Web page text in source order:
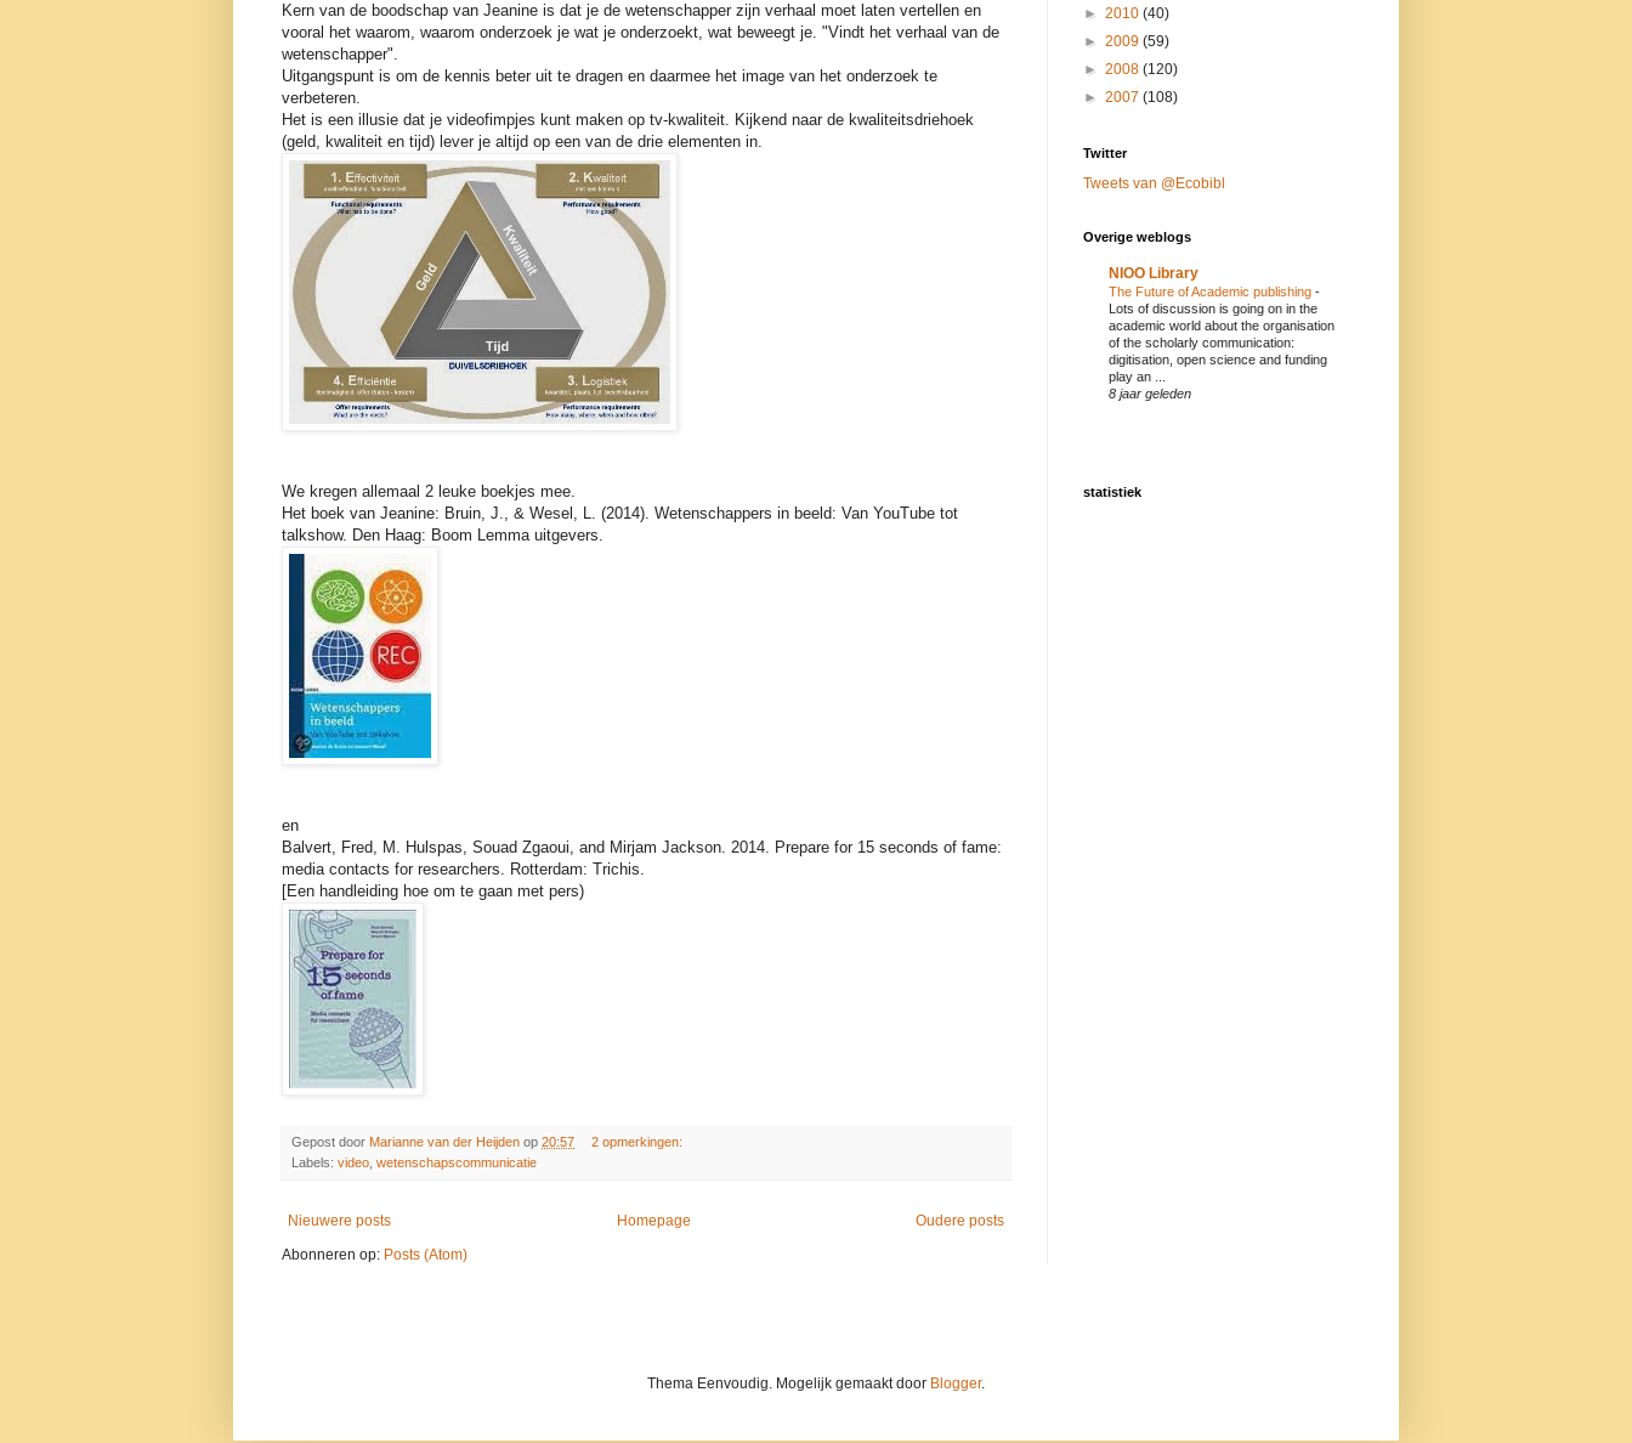
Kern van de boodschap van Jeanine is dat je de wetenschapper zijn verhaal moet laten vertellen en
vooral het waarom, waarom onderzoek je wat je onderzoekt, wat beweegt je. "Vindt het verhaal van de
wetenschapper".
Uitgangspunt is om de kennis beter uit te dragen en daarmee het image van het onderzoek te
verbeteren.
Het is een illusie dat je videofimpjes kunt maken op tv-kwaliteit. Kijkend naar de kwaliteitsdriehoek
(geld, kwaliteit en tijd) lever je altijd op een van de drie elementen in.
We kregen allemaal 2 leuke boekjes mee.
Het boek van Jeanine: Bruin, J., & Wesel, L. (2014). Wetenschappers in beeld: Van YouTube tot
talkshow. Den Haag: Boom Lemma uitgevers.
en
Balvert, Fred, M. Hulspas, Souad Zgaoui, and Mirjam Jackson. 2014. Prepare for 15 seconds of fame:
media contacts for researchers. Rotterdam: Trichis.
[Een handleiding hoe om te gaan met pers)
Gepost door Marianne van der Heijden op 20:57
2 opmerkingen:
Labels: video, wetenschapscommunicatie
Nieuwere posts Oudere posts
Homepage
Abonneren op: Posts (Atom)
► 2010 (40)
► 2009 (59)
► 2008 (120)
► 2007 (108)
Twitter
Tweets van @Ecobibl
Overige weblogs
NIOO Library
The Future of Academic publishing -
Lots of discussion is going on in the
academic world about the organisation
of the scholarly communication:
digitisation, open science and funding
play an ...
8 jaar geleden
statistiek
Thema Eenvoudig. Mogelijk gemaakt door Blogger.